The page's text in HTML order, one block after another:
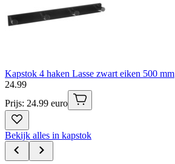
Kapstok 4 haken Lasse zwart eiken 500 mm
24.99
Prijs: 24.99 euro
Bekijk alles in kapstok